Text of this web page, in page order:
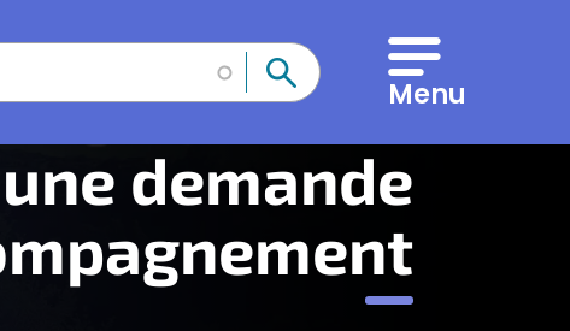
Valider laMenu
demande